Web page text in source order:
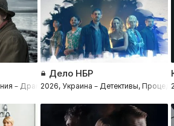
– Драмы, Криминал, Детективы
Дело НБР
2026, Украина – Детективы,